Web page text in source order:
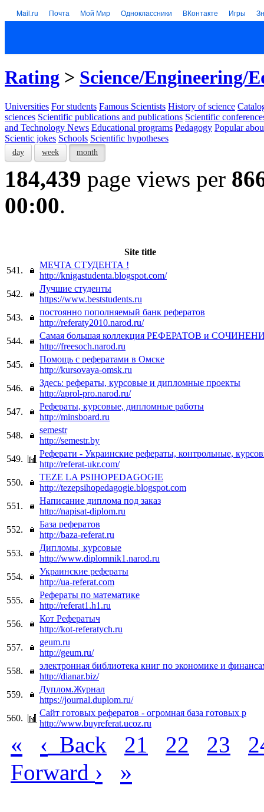
Mail.ru Почта Мой Мир Одноклассники ВКонтакте Игры
Rating > Science/Engineering/
Universities For students Famous Scientists History of science
sciences Scientific publications and publications Scientific
and Technology News Educational programs Pedagogy Popular
Scientic jokes Schools Scientific hypotheses
day week month
184,439 page views per
00:00.
Site title
541.
МЕЧТА СТУДЕНТА !
http://knigastudenta.blogspot.com/
542.
Лучшие студенты
https://www.beststudents.ru
543.
постоянно пополняемый банк рефератов
http://referaty2010.narod.ru/
544.
Самая большая коллекция РЕФЕРАТОВ и
http://freesoch.narod.ru
545.
Помощь с рефератами в Омске
http://kursovaya-omsk.ru
546.
Здесь: рефераты, курсовые и дипломные проекты
http://aprol-pro.narod.ru/
547.
Рефераты, курсовые, дипломные работы
http://minsboard.ru
548.
semestr
http://semestr.by
549.
Реферати - Украинские рефераты, контрольные,
http://referat-ukr.com/
550.
TEZE LA PSIHOPEDAGOGIE
http://tezepsihopedagogie.blogspot.com
551.
Написание диплома под заказ
http://napisat-diplom.ru
552.
База рефератов
http://baza-referat.ru
553.
Дипломы, курсовые
http://www.diplomnik1.narod.ru
554.
Украинские рефераты
http://ua-referat.com
555.
Рефераты по математике
http://referat1.h1.ru
556.
Кот Рефератыч
http://kot-referatych.ru
557.
geum.ru
http://geum.ru/
558.
электронная библиотека книг по экономике и
http://dianar.biz/
559.
Дуплом.Журнал
https://journal.duplom.ru/
560.
Сайт готовых рефератов - огромная база готовых р
http://www.buyreferat.ucoz.ru
« ‹ Back 21 22 23
Forward › »